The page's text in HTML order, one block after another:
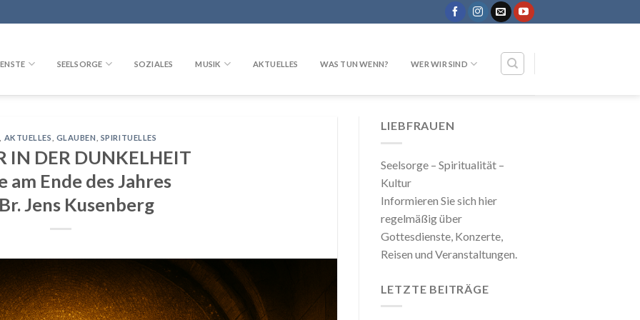
SEELSORGE SOZIALES MUSIK AKTUELLES WAS TUN WENN? WER WIR SIND
AKTUELLES GLAUBEN SPIRITUELLES
IN DER DUNKELHEIT
am Ende des Jahres
Jens Kusenberg
LIEBFRAUEN
Seelsorge – Spiritualität –
Kultur
Informieren Sie sich hier
regelmäßig über
Gottesdienste, Konzerte,
Reisen und Veranstaltungen.
LETZTE BEITRÄGE